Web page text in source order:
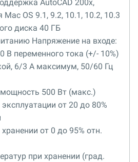
AutoCAD 200x,
OS 9.1, 9.2, 10.1, 10.2, 10.3
диска 40 ГБ
Напряжение на входе:
В переменного тока (+/- 10%)
6/3 A максимум, 50/60 Гц
500 Вт (макс.)
от 20 до 80%
от 0 до 95% отн.
при хранении (град.